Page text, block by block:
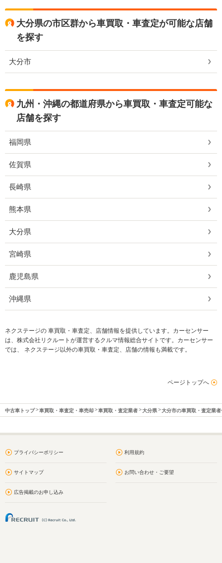
大分県の市区群から車買取・車査定が可能な店舗
を探す
大分市
九州・沖縄の都道府県から車買取・車査定可能な
店舗を探す
福岡県
佐賀県
長崎県
熊本県
大分県
宮崎県
鹿児島県
沖縄県
ネクステージの 車買取・車査定、店舗情報を提供しています。カーセンサー
は、株式会社リクルートが運営するクルマ情報総合サイトです。カーセンサー
では、 ネクステージ以外の車買取・車査定、店舗の情報も満載です。
ページトップへ
中古車トップ 車買取・車査定・車売却 車買取・査定業者 大分県 大分市の車買取・査定業者
プライバシーポリシー 利用規約
サイトマップ お問い合わせ・ご要望
広告掲載のお申し込み